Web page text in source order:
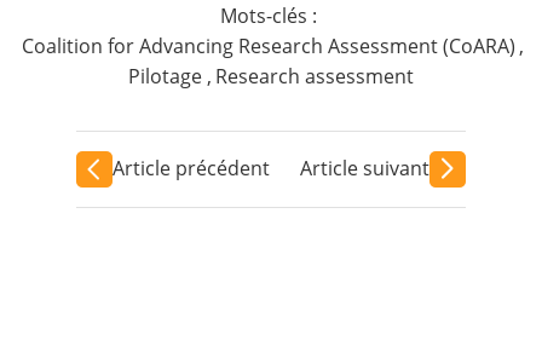
Mots-clés :
Coalition for Advancing Research Assessment (CoARA) ,
Pilotage , Research assessment
Article précédent Article suivant